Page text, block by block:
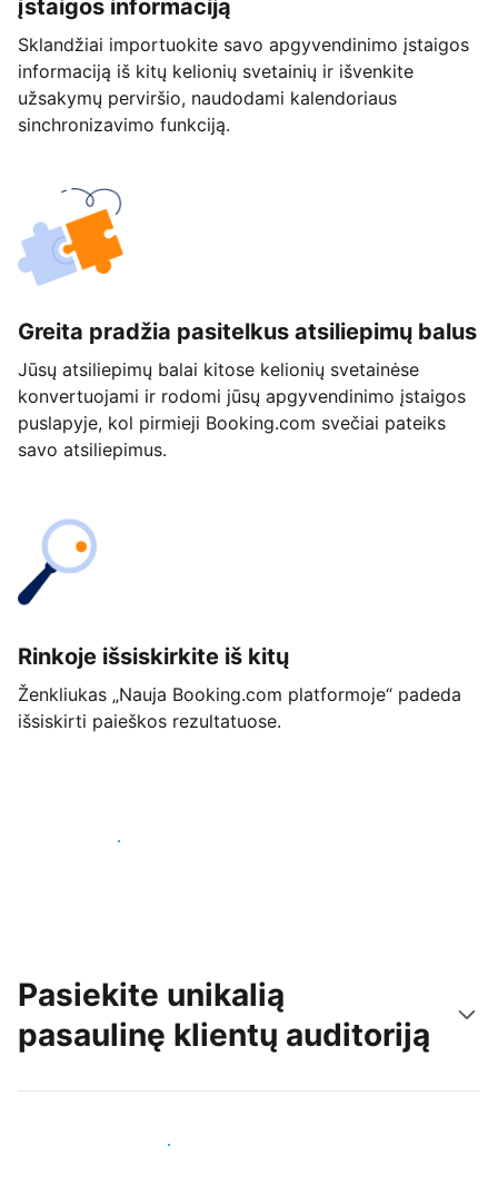
įstaigos informaciją
Sklandžiai importuokite savo apgyvendinimo įstaigos
informaciją iš kitų kelionių svetainių ir išvenkite
užsakymų perviršio, naudodami kalendoriaus
sinchronizavimo funkciją.
Greita pradžia pasitelkus atsiliepimų balus
Jūsų atsiliepimų balai kitose kelionių svetainėse
konvertuojami ir rodomi jūsų apgyvendinimo įstaigos
puslapyje, kol pirmieji Booking.com svečiai pateiks
savo atsiliepimus.
Rinkoje išsiskirkite iš kitų
Ženkliukas „Nauja Booking.com platformoje“ padeda
išsiskirti paieškos rezultatuose.
Pradėti jau šiandien
Pasiekite unikalią
pasaulinę klientų auditoriją
Pritraukti naujų svečių šiandien